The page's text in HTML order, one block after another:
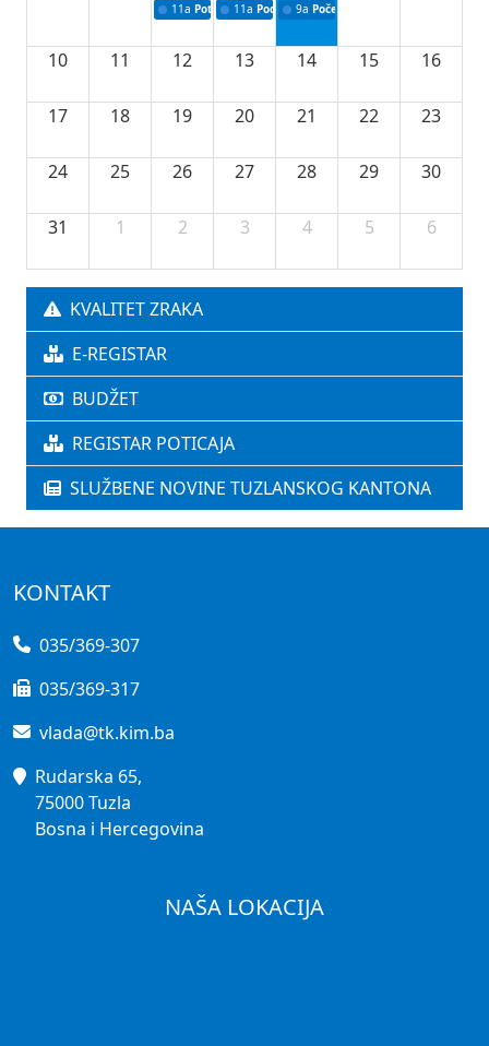
11a Potpisivanje ugovora o stipendijama za
11a Podrška razvoju vodne infrastrukture u
9a Početak izgradnje nove
10 11 12 13 14 15 16
17 18 19 20 21 22 23
24 25 26 27 28 29 30
31 1 2 3 4 5 6
KVALITET ZRAKA
E-REGISTAR
BUDŽET
REGISTAR POTICAJA
SLUŽBENE NOVINE TUZLANSKOG KANTONA
KONTAKT
035/369-307
035/369-317
vlada@tk.kim.ba
Rudarska 65,
75000 Tuzla
Bosna i Hercegovina
NAŠA LOKACIJA